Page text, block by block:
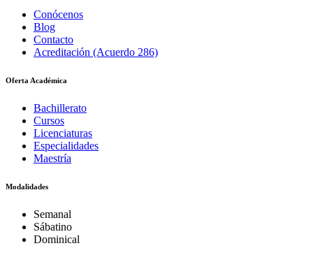
Conócenos
Blog
Contacto
Acreditación (Acuerdo 286)
Oferta Académica
Bachillerato
Cursos
Licenciaturas
Especialidades
Maestría
Modalidades
Semanal
Sábatino
Dominical